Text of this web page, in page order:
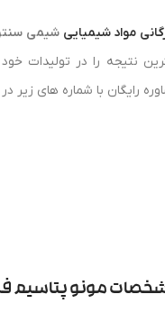
مواد شیمیایی شیمی
نتیجه را در تولیدات
رایگان با شماره های زیر در
مونو پتاسیم